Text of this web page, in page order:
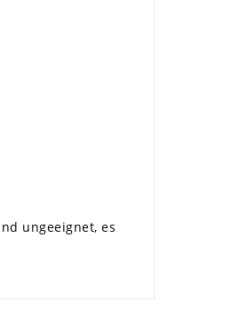
ungeeignet, es